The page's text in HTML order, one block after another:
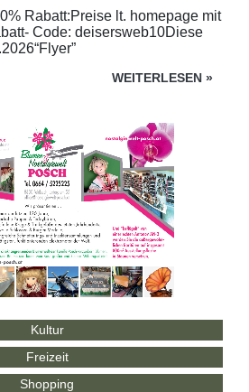
Rabatt:Preise lt. homepage mit
Code: deisersweb10Diese
WEITERLESEN »
Kultur
Freizeit
Shopping